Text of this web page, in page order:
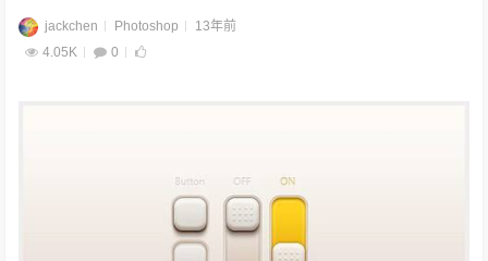
jackchen Photoshop
13年前
4.05K
0